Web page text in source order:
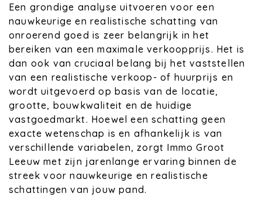
Een grondige analyse uitvoeren voor een
nauwkeurige en realistische schatting van
onroerend goed is zeer belangrijk in het
bereiken van een maximale verkoopprijs. Het is
dan ook van cruciaal belang bij het vaststellen
van een realistische verkoop- of huurprijs en
wordt uitgevoerd op basis van de locatie,
grootte, bouwkwaliteit en de huidige
vastgoedmarkt. Hoewel een schatting geen
exacte wetenschap is en afhankelijk is van
verschillende variabelen, zorgt Immo Groot
Leeuw met zijn jarenlange ervaring binnen de
streek voor nauwkeurige en realistische
schattingen van jouw pand.